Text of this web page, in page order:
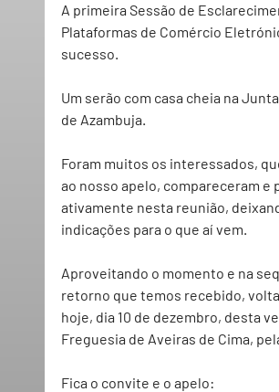
A primeira Sessão de
Plataformas de Comércio
sucesso.
Um serão com casa cheia na
de Azambuja.
Foram muitos os interessados,
ao nosso apelo, compareceram e
ativamente nesta reunião,
indicações para o que aí vem.
Aproveitando o momento e na
retorno que temos recebido,
hoje, dia 10 de dezembro, desta
Freguesia de Aveiras de Cima,
Fica o convite e o apelo: